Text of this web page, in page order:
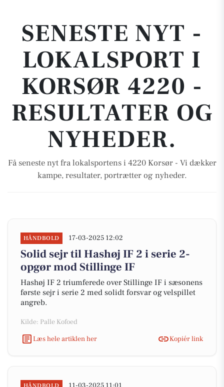
SENESTE NYT -
LOKALSPORT I
KORSØR 4220 -
RESULTATER OG
NYHEDER.
Få seneste nyt fra lokalsportens i 4220 Korsør - Vi dækker
kampe, resultater, portrætter og nyheder.
HÅNDBOLD 17-03-2025 12:02
Solid sejr til Hashøj IF 2 i serie 2-
opgør mod Stillinge IF
Hashøj IF 2 triumferede over Stillinge IF i sæsonens
første sejr i serie 2 med solidt forsvar og velspillet
angreb.
Kilde: Palle Kofoed
Læs hele artiklen her
Kopiér link